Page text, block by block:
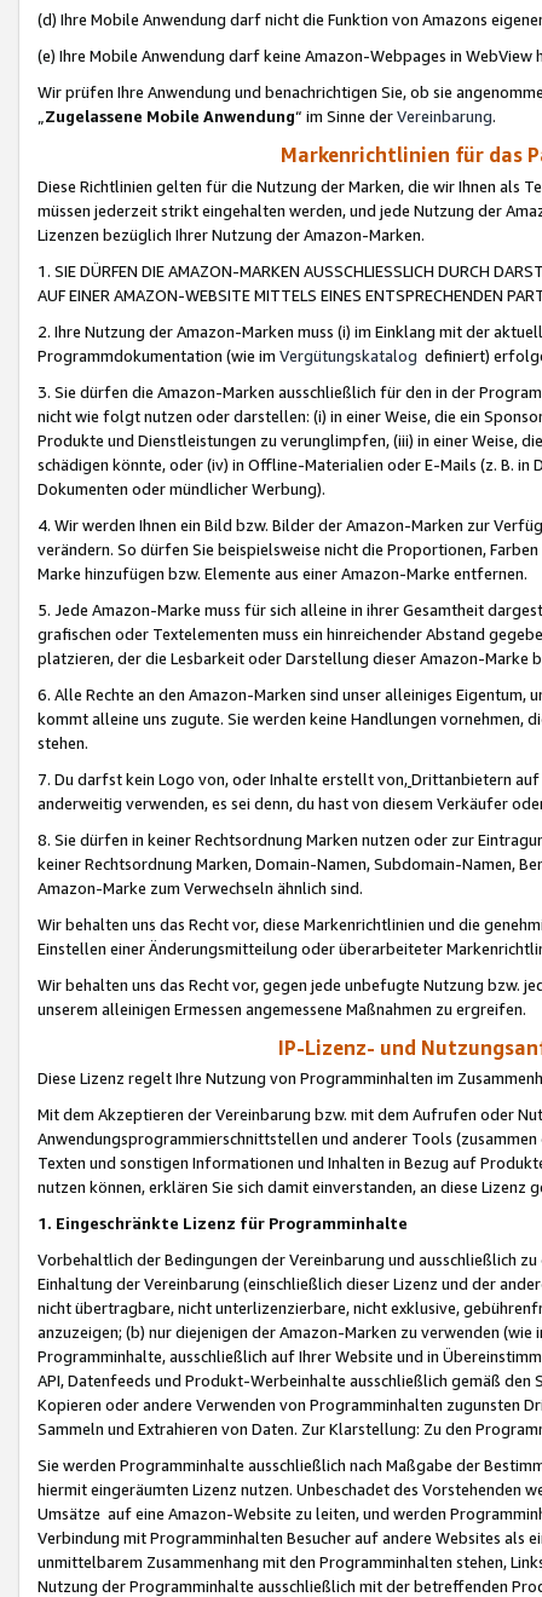
(d) Ihre Mobile Anwendung darf nicht die Funktion von Amazons
(e) Ihre Mobile Anwendung darf keine Amazon-Webpages in WebView
Wir prüfen Ihre Anwendung und benachrichtigen Sie, ob sie
„Zugelassene Mobile Anwendung“ im Sinne derVereinbarung.
Markenrichtlinien für das
Diese Richtlinien gelten für die Nutzung der Marken, die wir Ihnen als
müssen jederzeit strikt eingehalten werden, und jede Nutzung der
Lizenzen bezüglich Ihrer Nutzung der Amazon-Marken.
1. SIE DÜRFEN DIE AMAZON-MARKEN AUSSCHLIESSLICH DURCH
AUF EINER AMAZON-WEBSITE MITTELS EINES ENTSPRECHENDEN
2. Ihre Nutzung der Amazon-Marken muss (i) im Einklang mit der
Programmdokumentation (wie im Vergütungskatalog definiert)
3. Sie dürfen die Amazon-Marken ausschließlich für den in der
nicht wie folgt nutzen oder darstellen: (i) in einer Weise, die ein
Produkte und Dienstleistungen zu verunglimpfen, (iii) in einer Weise,
schädigen könnte, oder (iv) in Offline-Materialien oder E-Mails (z. B. in
Dokumenten oder mündlicher Werbung).
4. Wir werden Ihnen ein Bild bzw. Bilder der Amazon-Marken zur
verändern. So dürfen Sie beispielsweise nicht die Proportionen,
Marke hinzufügen bzw. Elemente aus einer Amazon-Marke entfernen.
5. Jede Amazon-Marke muss für sich alleine in ihrer Gesamtheit
grafischen oder Textelementen muss ein hinreichender Abstand
platzieren, der die Lesbarkeit oder Darstellung dieser Amazon-Marke
6. Alle Rechte an den Amazon-Marken sind unser alleiniges
kommt alleine uns zugute. Sie werden keine Handlungen vornehmen,
stehen.
7. Du darfst kein Logo von, oder Inhalte erstellt von,Drittanbietern auf
anderweitig verwenden, es sei denn, du hast von diesem Verkäufer
8. Sie dürfen in keiner Rechtsordnung Marken nutzen oder zur
keiner Rechtsordnung Marken, Domain-Namen, Subdomain-Namen,
Amazon-Marke zum Verwechseln ähnlich sind.
Wir behalten uns das Recht vor, diese Markenrichtlinien und die
Einstellen einer Änderungsmitteilung oder überarbeiteter
Wir behalten uns das Recht vor, gegen jede unbefugte Nutzung bzw.
unserem alleinigen Ermessen angemessene Maßnahmen zu ergreifen.
IP-Lizenz- und
Diese Lizenz regelt Ihre Nutzung von Programminhalten im
Mit dem Akzeptieren der Vereinbarung bzw. mit dem Aufrufen oder
Anwendungsprogrammierschnittstellen und anderer Tools (zusammen
Texten und sonstigen Informationen und Inhalten in Bezug auf
nutzen können, erklären Sie sich damit einverstanden, an diese Lizenz
1. Eingeschränkte Lizenz für Programminhalte
Vorbehaltlich der Bedingungen der Vereinbarung und ausschließlich
Einhaltung der Vereinbarung (einschließlich dieser Lizenz und der
nicht übertragbare, nicht unterlizenzierbare, nicht exklusive,
anzuzeigen; (b) nur diejenigen der Amazon-Marken zu verwenden
Programminhalte, ausschließlich auf Ihrer Website und in
API, Datenfeeds und Produkt-Werbeinhalte ausschließlich gemäß
Kopieren oder andere Verwenden von Programminhalten zugunsten
Sammeln und Extrahieren von Daten. Zur Klarstellung: Zu den
Sie werden Programminhalte ausschließlich nach Maßgabe der
hiermit eingeräumten Lizenz nutzen. Unbeschadet des Vorstehenden
Umsätze auf eine Amazon-Website zu leiten, und werden
Verbindung mit Programminhalten Besucher auf andere Websites als
unmittelbarem Zusammenhang mit den Programminhalten stehen,
Nutzung der Programminhalte ausschließlich mit der betreffenden